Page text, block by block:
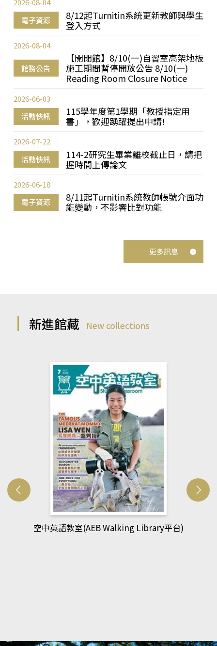
電子資源
8/12起Turnitin系統更新教師與學生
登入方式
2026-08-04
館務公告
【開閉館】8/10(一)自習室高架地板
施工期間暫停開放公告 8/10(一)
Reading Room Closure Notice
2026-08-04
活動快訊
115學年度第1學期「教授指定用
書」，歡迎踴躍提出申請!
2026-06-03
活動快訊
114-2研究生畢業離校截止日，請把
握時間上傳論文
2026-07-22
電子資源
8/11起Turnitin系統教師帳號介面功
能變動，不影響比對功能
2026-06-18
更多訊息
新進館藏 New collections
Library平台) 網管人(kono平台)